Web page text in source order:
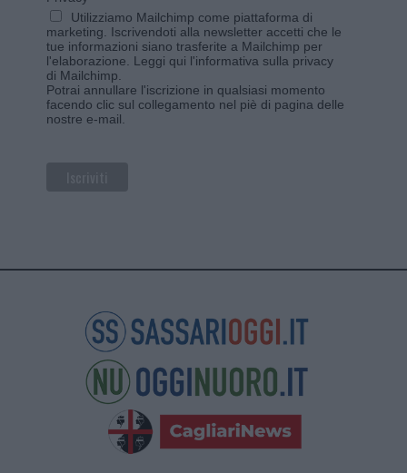
Utilizziamo Mailchimp come piattaforma di
marketing. Iscrivendoti alla newsletter accetti che le
tue informazioni siano trasferite a Mailchimp per
l'elaborazione. Leggi qui l'informativa sulla privacy
di Mailchimp
Potrai annullare l'iscrizione in qualsiasi momento
facendo clic sul collegamento nel piè di pagina delle
nostre e-mail.